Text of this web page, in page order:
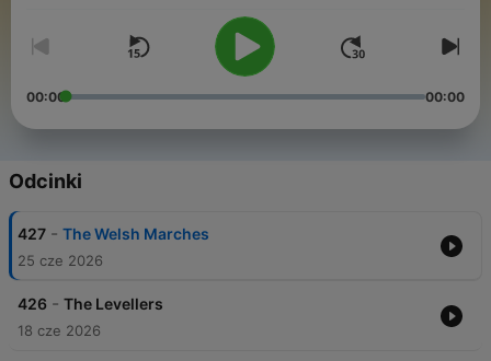
00:00 00:00
Odcinki
427 - The Welsh Marches
25 cze 2026
426 - The Levellers
18 cze 2026